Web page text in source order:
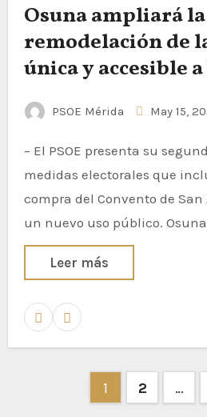
Osuna ampliará la
remodelación de
única y accesible
España, Santa
aledañas
PSOE Mérida May 15,
– El PSOE presenta su segundo bloque de
medidas electorales que
compra del Convento de
un nuevo uso público.
Leer más
1 2 …